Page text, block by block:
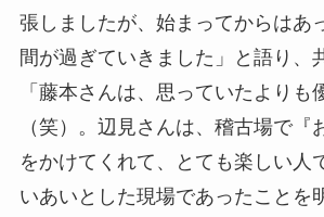
張しましたが、始まってからはあ
間が過ぎていきました」と語り、
「藤本さんは、思っていたよりも
（笑）。辺見さんは、稽古場で『
をかけてくれて、とても楽しい人
いあいとした現場であったことを